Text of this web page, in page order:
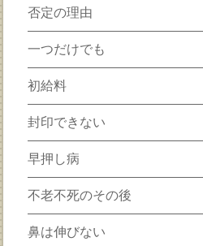
否定の理由
一つだけでも
初給料
封印できない
早押し病
不老不死のその後
鼻は伸びない